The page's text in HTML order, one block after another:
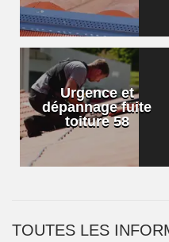
Urgence et
dépannage fuite
toiture 58
TOUTES LES